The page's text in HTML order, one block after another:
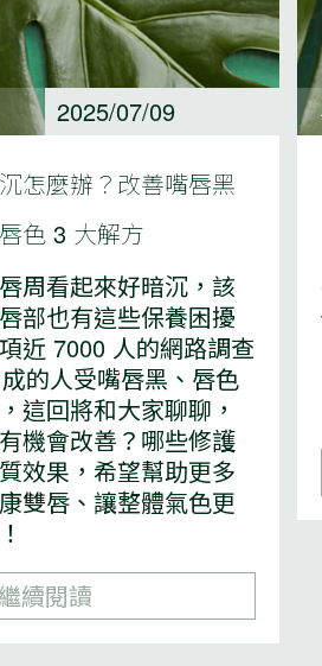
2025/07/09
怎麼辦？改善嘴唇黑
色 3 大解方
周看起來好暗沉，該
部也有這些保養困擾
近 7000 人的網路調查
的人受嘴唇黑、唇色
這回將和大家聊聊，
機會改善？哪些修護
效果，希望幫助更多
雙唇、讓整體氣色更
繼續閱讀